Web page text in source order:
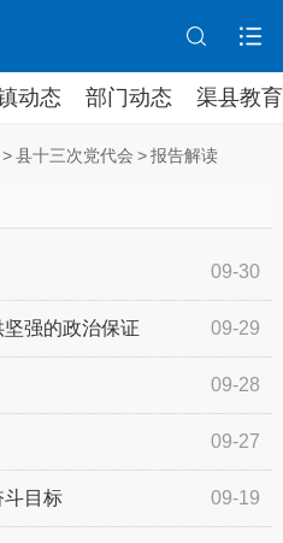
动态 部门动态 渠县教育
> 县十三次党代会 > 报告解读
09-30
09-29
强的政治保证
09-28
09-27
09-19
斗目标